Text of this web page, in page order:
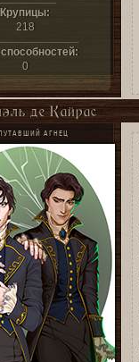
Крупицы:
218
0
де Кайрас
АГНЕЦ